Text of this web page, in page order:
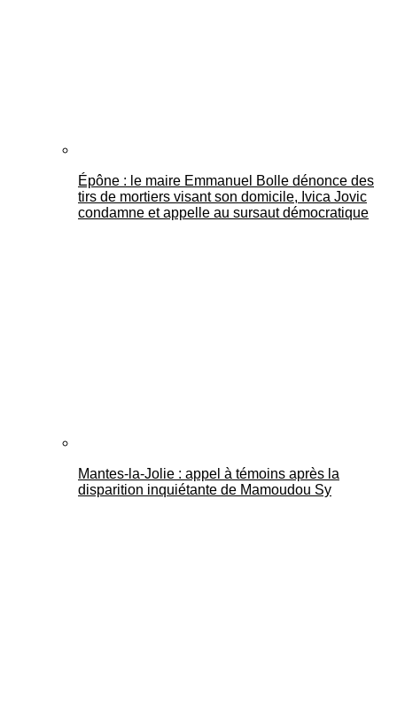
Épône : le maire Emmanuel Bolle dénonce des
tirs de mortiers visant son domicile, Ivica Jovic
condamne et appelle au sursaut démocratique
Mantes-la-Jolie : appel à témoins après la
disparition inquiétante de Mamoudou Sy